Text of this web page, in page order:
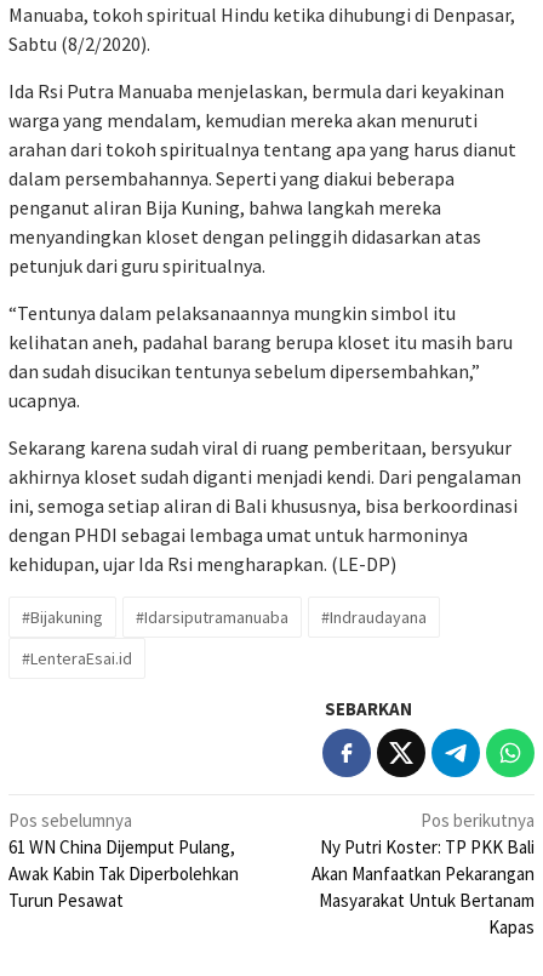
Manuaba, tokoh spiritual Hindu ketika dihubungi di Denpasar,
Sabtu (8/2/2020).
Ida Rsi Putra Manuaba menjelaskan, bermula dari keyakinan
warga yang mendalam, kemudian mereka akan menuruti
arahan dari tokoh spiritualnya tentang apa yang harus dianut
dalam persembahannya. Seperti yang diakui beberapa
penganut aliran Bija Kuning, bahwa langkah mereka
menyandingkan kloset dengan pelinggih didasarkan atas
petunjuk dari guru spiritualnya.
“Tentunya dalam pelaksanaannya mungkin simbol itu
kelihatan aneh, padahal barang berupa kloset itu masih baru
dan sudah disucikan tentunya sebelum dipersembahkan,”
ucapnya.
Sekarang karena sudah viral di ruang pemberitaan, bersyukur
akhirnya kloset sudah diganti menjadi kendi. Dari pengalaman
ini, semoga setiap aliran di Bali khususnya, bisa berkoordinasi
dengan PHDI sebagai lembaga umat untuk harmoninya
kehidupan, ujar Ida Rsi mengharapkan. (LE-DP)
#Bijakuning #Idarsiputramanuaba
#Indraudayana
#LenteraEsai.id
SEBARKAN
Navigasi
pos
Pos sebelumnya
61 WN China Dijemput Pulang,
Awak Kabin Tak Diperbolehkan
Turun Pesawat
Pos berikutnya
Ny Putri Koster: TP PKK Bali
Akan Manfaatkan Pekarangan
Masyarakat Untuk Bertanam
Kapas